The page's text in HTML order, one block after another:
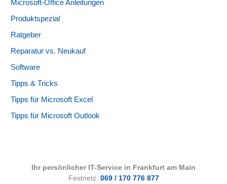
Microsoft-Office Anleitungen
Produktspezial
Ratgeber
Reparatur vs. Neukauf
Software
Tipps & Tricks
Tipps für Microsoft Excel
Tipps für Microsoft Outlook
Ihr persönlicher IT-Service in Frankfurt am Main
Festnetz: 069 / 170 776 877